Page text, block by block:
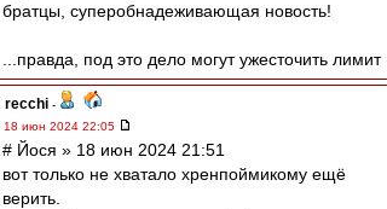
братцы, суперобнадеживающая новость!
...правда, под это дело могут ужесточить лимит
recchi -
18 июн 2024 22:05
# Йося » 18 июн 2024 21:51
вот только не хватало хренпоймикому ещё
верить.